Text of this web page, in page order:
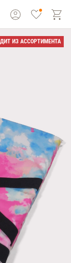
ИЗ АССОРТИМЕНТА